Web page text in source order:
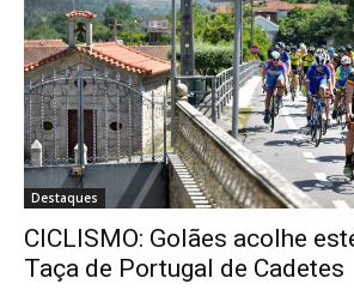
Destaques
CICLISMO: Golães acolhe
Taça de Portugal de Cadetes